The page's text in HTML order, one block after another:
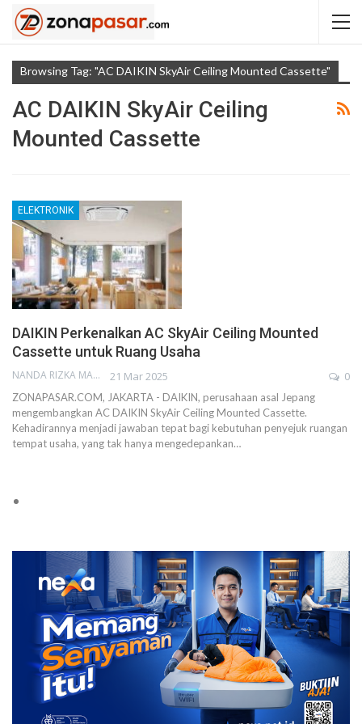
Browsing Tag: "AC DAIKIN SkyAir Ceiling Mounted Cassette"
AC DAIKIN SkyAir Ceiling
Mounted Cassette
ELEKTRONIK
DAIKIN Perkenalkan AC SkyAir Ceiling Mounted
Cassette untuk Ruang Usaha
NANDA RIZKA MAHENDRA 21 Mar 2025 0
ZONAPASAR.COM, JAKARTA - DAIKIN, perusahaan asal Jepang
mengembangkan AC DAIKIN SkyAir Ceiling Mounted Cassette.
Kehadirannya menjadi jawaban tepat bagi kebutuhan penyejuk ruangan
tempat usaha, yang tak hanya mengedepankan…